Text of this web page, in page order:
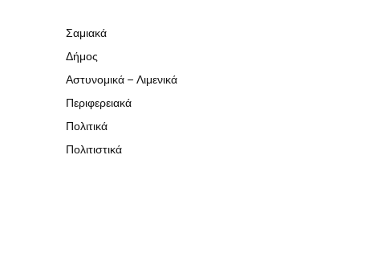
Σαμιακά
Δήμος
Αστυνομικά – Λιμενικά
Περιφερειακά
Πολιτικά
Πολιτιστικά